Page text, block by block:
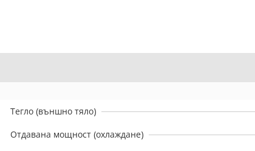
Тегло (външно тяло)
Отдавана мощност (охлаждане)